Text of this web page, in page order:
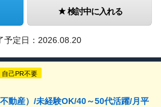
検討中に入れる
予定日： 2026.08.20
自己PR不要
動産）/未経験OK/40～50代活躍/月平